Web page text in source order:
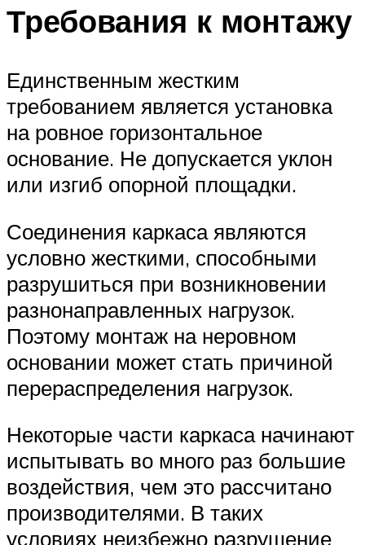
Требования к монтажу
Единственным жестким
требованием является установка
на ровное горизонтальное
основание. Не допускается уклон
или изгиб опорной площадки.
Соединения каркаса являются
условно жесткими, способными
разрушиться при возникновении
разнонаправленных нагрузок.
Поэтому монтаж на неровном
основании может стать причиной
перераспределения нагрузок.
Некоторые части каркаса начинают
испытывать во много раз большие
воздействия, чем это рассчитано
производителями. В таких
условиях неизбежно разрушение